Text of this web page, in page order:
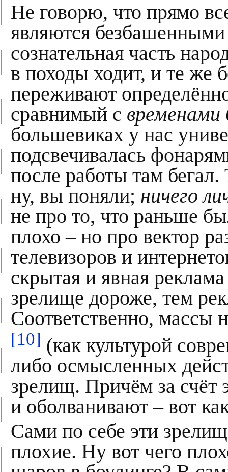
Не говорю, что прямо
являются
сознательная часть
в походы ходит, и те же
переживают
сравнимый с
большевиках у нас
подсвечивалась
после работы там
ну, вы поняли; ничего
не про то, что раньше
плохо – но про вектор
телевизоров и
скрытая и явная
зрелище дороже, тем
Соответственно, массы
[10] (как культурой
либо осмысленных
зрелищ. Причём за счёт
и оболванивают – вот
Сами по себе эти
плохие. Ну вот чего